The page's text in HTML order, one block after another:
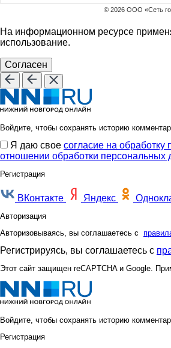
© 2026 ООО «Сеть
На информационном ресурсе
использование.
Согласен
Войдите, чтобы сохранять историю
Я даю свое согласие на
отношении обработки персональных
Регистрация
ВКонтакте Яндекс
Авторизация
Авторизовываясь, вы соглашаетесь с
Регистрируясь, вы соглашаетесь с
Этот сайт защищен reCAPTCHA и Google.
Войдите, чтобы сохранять историю
Регистрация